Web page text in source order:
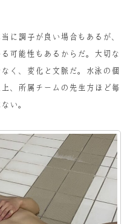
に調子が良い場合もあるが、
可能性もあるからだ。大切な
く、変化と文脈だ。水泳の個
、所属チームの先生方ほど毎
い。